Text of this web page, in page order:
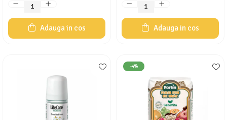
Adauga in cos Adauga in cos
-4%